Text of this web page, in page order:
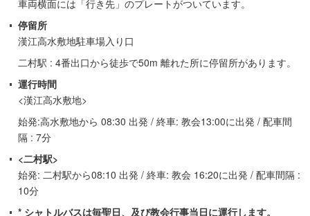
車両横面には「行き先」のプレートがついています。
停留所
漢江高水敷地駐車場入り口
二村駅 : 4番出口から徒歩で50m 離れた所に停留所があります。
運行時間
<漢江高水敷地>
始発:高水敷地から 08:30 出発 / 終車: 教会13:00に出発 / 配車間
隔 : 7分
<二村駅>
始発: 二村駅から08:10 出発 / 終車: 教会 16:20に出発 / 配車間隔 :
10分
* シャトルバスは毎聖日、及び教会行事当日に運行します。